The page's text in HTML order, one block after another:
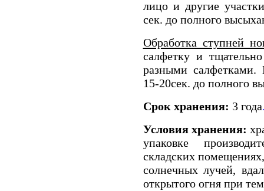
лицо и другие
сек. до полного
Обработка ступней
салфетку и
разными салфетками.
15-20сек. до полного
Срок хранения: 3 года.
Условия хранения:
упаковке
складских
солнечных лучей,
открытого огня при